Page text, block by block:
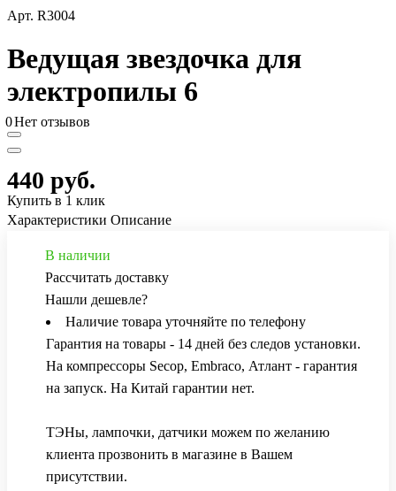
Арт. R3004
Ведущая звездочка для
электропилы 6
0Нет отзывов
440 руб.
Купить в 1 клик
Характеристики Описание
В наличии
Рассчитать доставку
Нашли дешевле?
Наличие товара уточняйте по телефону
Гарантия на товары - 14 дней без следов установки.
На компрессоры Secop, Embraco, Атлант - гарантия
на запуск. На Китай гарантии нет.
ТЭНы, лампочки, датчики можем по желанию
клиента прозвонить в магазине в Вашем
присутствии.